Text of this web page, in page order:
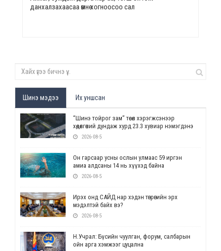
данхалзахаасаа өмнө хогноосоо сал
Шинэ мэдээ Их уншсан
“Шинэ тойрог зам” төсөл хэрэгжсэнээр
хөдөлгөөний дундаж хурд 23.3 хувиар нэмэгдэнэ
2026-08-5
Он гарсаар усны ослын улмаас 59 иргэн
амиа алдсаны 14 нь хүүхэд байна
2026-08-5
Ирэх онд САЙД нар хэдэн төгрөгийн эрх
мэдэлтэй байх вэ?
2026-08-5
Н.Учрал: Бүсийн чуулган, форум, салбарын
ойн арга хэмжээг цуцална